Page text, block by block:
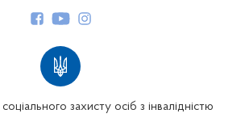
захисту осіб з інвалідністю